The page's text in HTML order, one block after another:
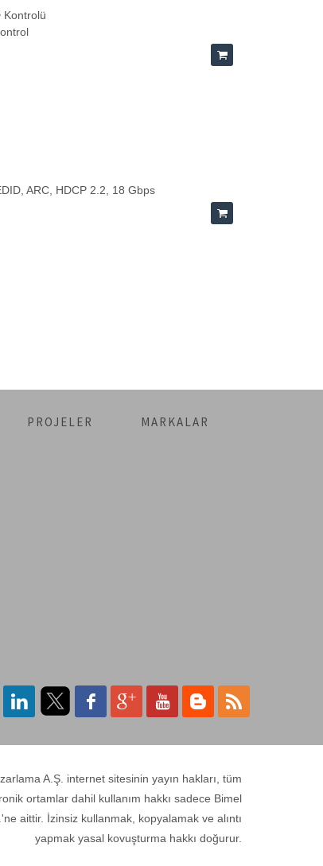
Kontrolü
ARC, HDCP 2.2, 18 Gbps
PROJELER MARKALAR
A.Ş. internet sitesinin yayın hakları, tüm
ortamlar dahil kullanım hakkı sadece Bimel
aittir. İzinsiz kullanmak, kopyalamak ve alıntı
yapmak yasal kovuşturma hakkı doğurur.